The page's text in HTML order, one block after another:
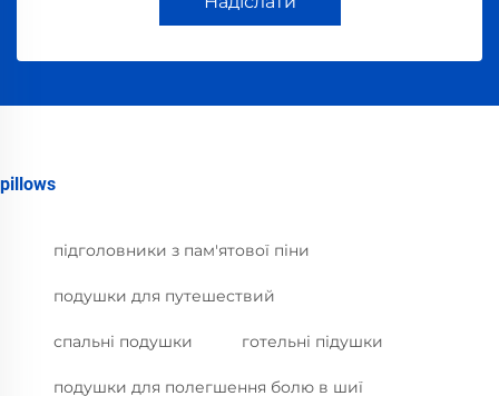
pillows
підголовники з пам'ятової піни
подушки для путешествий
спальні подушки готельні підушки
подушки для полегшення болю в шиї